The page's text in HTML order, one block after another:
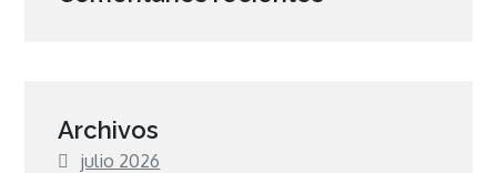
Archivos
julio 2026